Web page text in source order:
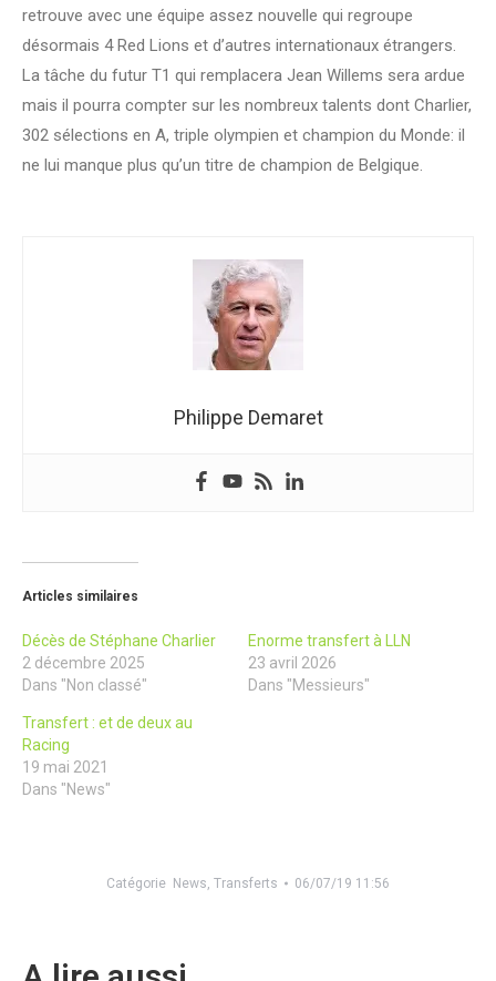
retrouve avec une équipe assez nouvelle qui regroupe
désormais 4 Red Lions et d’autres internationaux étrangers.
La tâche du futur T1 qui remplacera Jean Willems sera ardue
mais il pourra compter sur les nombreux talents dont Charlier,
302 sélections en A, triple olympien et champion du Monde: il
ne lui manque plus qu’un titre de champion de Belgique.
Philippe Demaret
Articles similaires
Décès de Stéphane Charlier
2 décembre 2025
Dans "Non classé"
Enorme transfert à LLN
23 avril 2026
Dans "Messieurs"
Transfert : et de deux au
Racing
19 mai 2021
Dans "News"
Catégorie News, Transferts 06/07/19 11:56